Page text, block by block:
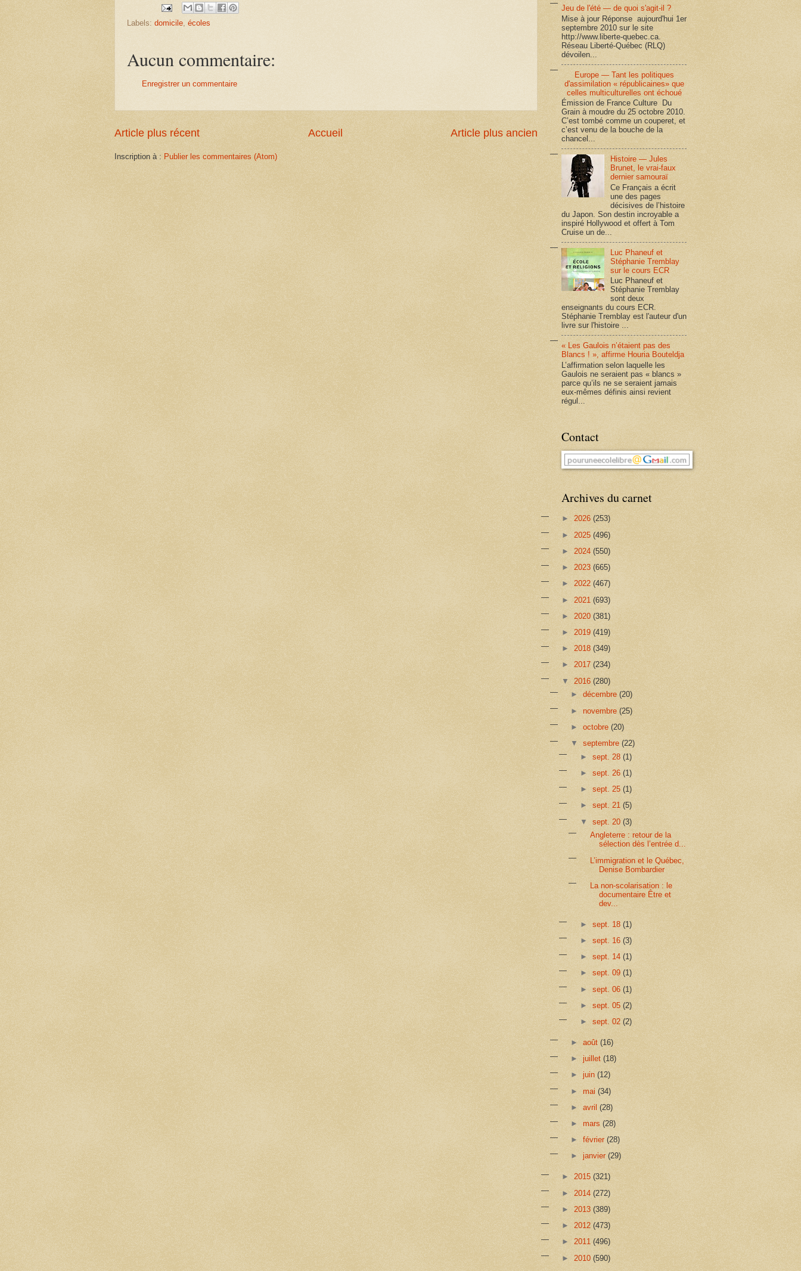
Labels: domicile, écoles
Aucun commentaire:
Enregistrer un commentaire
Article plus récent Article plus ancien
Accueil
Inscription à : Publier les commentaires (Atom)
Jeu de l'été — de quoi s'agit-il ?
Mise à jour Réponse aujourd'hui 1er
septembre 2010 sur le site
http://www.liberte-quebec.ca.
Réseau Liberté-Québec (RLQ)
dévoilen...
Europe — Tant les politiques
d'assimilation « républicaines» que
celles multiculturelles ont échoué
Émission de France Culture Du
Grain à moudre du 25 octobre 2010.
C’est tombé comme un couperet, et
c’est venu de la bouche de la
chancel...
Histoire — Jules
Brunet, le vrai-faux
dernier samouraï
Ce Français a écrit
une des pages
décisives de l’histoire
du Japon. Son destin incroyable a
inspiré Hollywood et offert à Tom
Cruise un de...
Luc Phaneuf et
Stéphanie Tremblay
sur le cours ECR
Luc Phaneuf et
Stéphanie Tremblay
sont deux
enseignants du cours ECR.
Stéphanie Tremblay est l'auteur d'un
livre sur l'histoire ...
« Les Gaulois n’étaient pas des
Blancs ! », affirme Houria Bouteldja
L’affirmation selon laquelle les
Gaulois ne seraient pas « blancs »
parce qu’ils ne se seraient jamais
eux-mêmes définis ainsi revient
régul...
Contact
Archives du carnet
► 2026 (253)
► 2025 (496)
► 2024 (550)
► 2023 (665)
► 2022 (467)
► 2021 (693)
► 2020 (381)
► 2019 (419)
► 2018 (349)
► 2017 (234)
▼ 2016 (280)
►décembre(20)
►novembre(25)
►octobre(20)
▼septembre(22)
► sept. 28 (1)
► sept. 26 (1)
► sept. 25 (1)
► sept. 21 (5)
▼ sept. 20 (3)
Angleterre : retour de la
sélection dès l’entrée d...
L’immigration et le Québec,
Denise Bombardier
La non-scolarisation : le
documentaire Être et
dev...
► sept. 18 (1)
► sept. 16 (3)
► sept. 14 (1)
► sept. 09 (1)
► sept. 06 (1)
► sept. 05 (2)
► sept. 02 (2)
►août(16)
►juillet(18)
►juin(12)
►mai(34)
►avril(28)
► mars(28)
►février(28)
►janvier(29)
► 2015 (321)
► 2014 (272)
► 2013 (389)
► 2012 (473)
► 2011 (496)
► 2010 (590)